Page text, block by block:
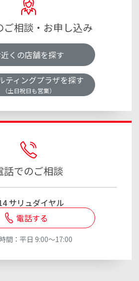
ご相談・お申し込み
くの店舗を探す
ティングプラザを探す
（土日祝日も営業）
話でのご相談
サリュダイヤル
電話する
間：平日 9:00～17:00